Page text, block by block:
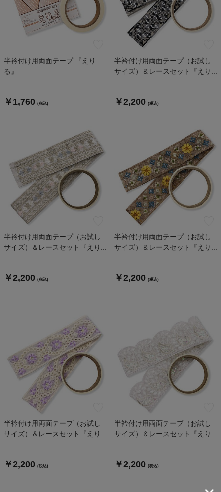
半衿付け用両面テープ 『えり
る』
￥1,760 (税込)
半衿付け用両面テープ（お試し
サイズ）＆レースセット『えり...
￥2,200 (税込)
半衿付け用両面テープ（お試し
サイズ）＆レースセット『えり...
￥2,200 (税込)
半衿付け用両面テープ（お試し
サイズ）＆レースセット『えり...
￥2,200 (税込)
半衿付け用両面テープ（お試し
サイズ）＆レースセット『えり...
￥2,200 (税込)
半衿付け用両面テープ（お試し
サイズ）＆レースセット『えり...
￥2,200 (税込)